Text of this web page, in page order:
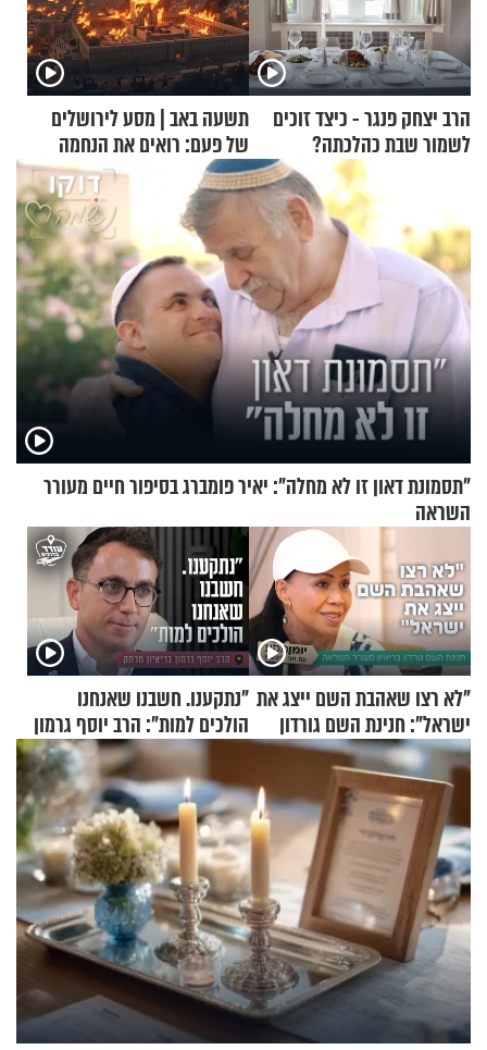
הרב יצחק פנגר - כיצד זוכים
לשמור שבת כהלכתה?
תשעה באב | מסע לירושלים
של פעם: רואים את הנחמה
"תסמונת דאון זו לא מחלה": יאיר פומברג בסיפור חיים מעורר
השראה
"לא רצו שאהבת השם ייצג את
ישראל": חנינת השם גורדון
בריאיון מעורר השראה
"נתקענו. חשבנו שאנחנו
הולכים למות": הרב יוסף גרמון
בריאיון מרתק